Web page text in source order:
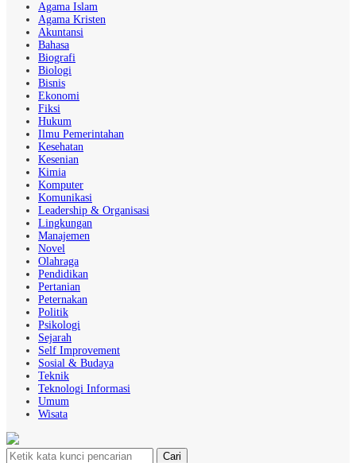
Agama Islam
Agama Kristen
Akuntansi
Bahasa
Biografi
Biologi
Bisnis
Ekonomi
Fiksi
Hukum
Ilmu Pemerintahan
Kesehatan
Kesenian
Kimia
Komputer
Komunikasi
Leadership & Organisasi
Lingkungan
Manajemen
Novel
Olahraga
Pendidikan
Pertanian
Peternakan
Politik
Psikologi
Sejarah
Self Improvement
Sosial & Budaya
Teknik
Teknologi Informasi
Umum
Wisata
Cari